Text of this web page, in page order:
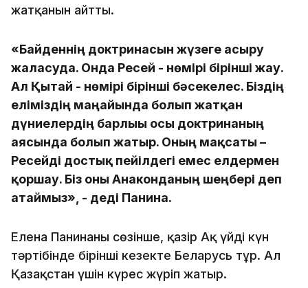
жатқанын айтты.
«Байденнің доктринасын жүзеге асыру
жалғасуда. Онда Ресей - нөмірі бірінші жау.
Ал Қытай - нөмірі бірінші бәсекелес. Біздің
еліміздің маңайында болып жатқан
дүниелердің барлығы осы доктринаның
аясында болып жатыр. Оның мақсаты –
Ресейді достық пейілдегі емес елдермен
қоршау. Біз оны Анаконданың шеңбері деп
атаймыз», - деді Панина.
Елена Панинаның сөзінше, қазір Ақ үйдің күн
тәртібінде бірінші кезекте Беларусь тұр. Ал
Қазақстан үшін күрес жүріп жатыр.